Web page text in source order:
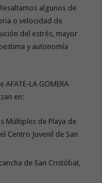
algunos de
o velocidad de
del estrés, mayor
y autonomía
LA GOMERA
en:
Múltiples de Playa de
Centro Juvenil de San
de San Cristóbal,